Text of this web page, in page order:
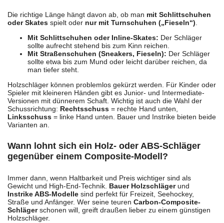
Die richtige Länge hängt davon ab, ob man mit Schlittschuhen
oder Skates spielt oder nur mit Turnschuhen („Fieseln“).
Mit Schlittschuhen oder Inline-Skates: Der Schläger
sollte aufrecht stehend bis zum Kinn reichen.
Mit Straßenschuhen (Sneakers, Fieseln): Der Schläger
sollte etwa bis zum Mund oder leicht darüber reichen, da
man tiefer steht.
Holzschläger können problemlos gekürzt werden. Für Kinder oder
Spieler mit kleineren Händen gibt es Junior- und Intermediate-
Versionen mit dünnerem Schaft. Wichtig ist auch die Wahl der
Schussrichtung: Rechtsschuss = rechte Hand unten,
Linksschuss = linke Hand unten. Bauer und Instrike bieten beide
Varianten an.
Wann lohnt sich ein Holz- oder ABS-Schläger
gegenüber einem Composite-Modell?
Immer dann, wenn Haltbarkeit und Preis wichtiger sind als
Gewicht und High-End-Technik. Bauer Holzschlägerund
Instrike ABS-Modelle sind perfekt für Freizeit, Seehockey,
Straße und Anfänger. Wer seine teuren Carbon-Composite-
Schlägerschonen will, greift draußen lieber zu einem günstigen
Holzschläger.